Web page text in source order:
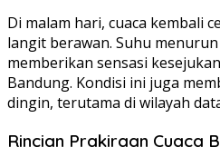
Di malam hari, cuaca kembali
langit berawan. Suhu menurun
memberikan sensasi
Bandung. Kondisi ini juga
dingin, terutama di wilayah
Rincian Prakiraan Cuaca